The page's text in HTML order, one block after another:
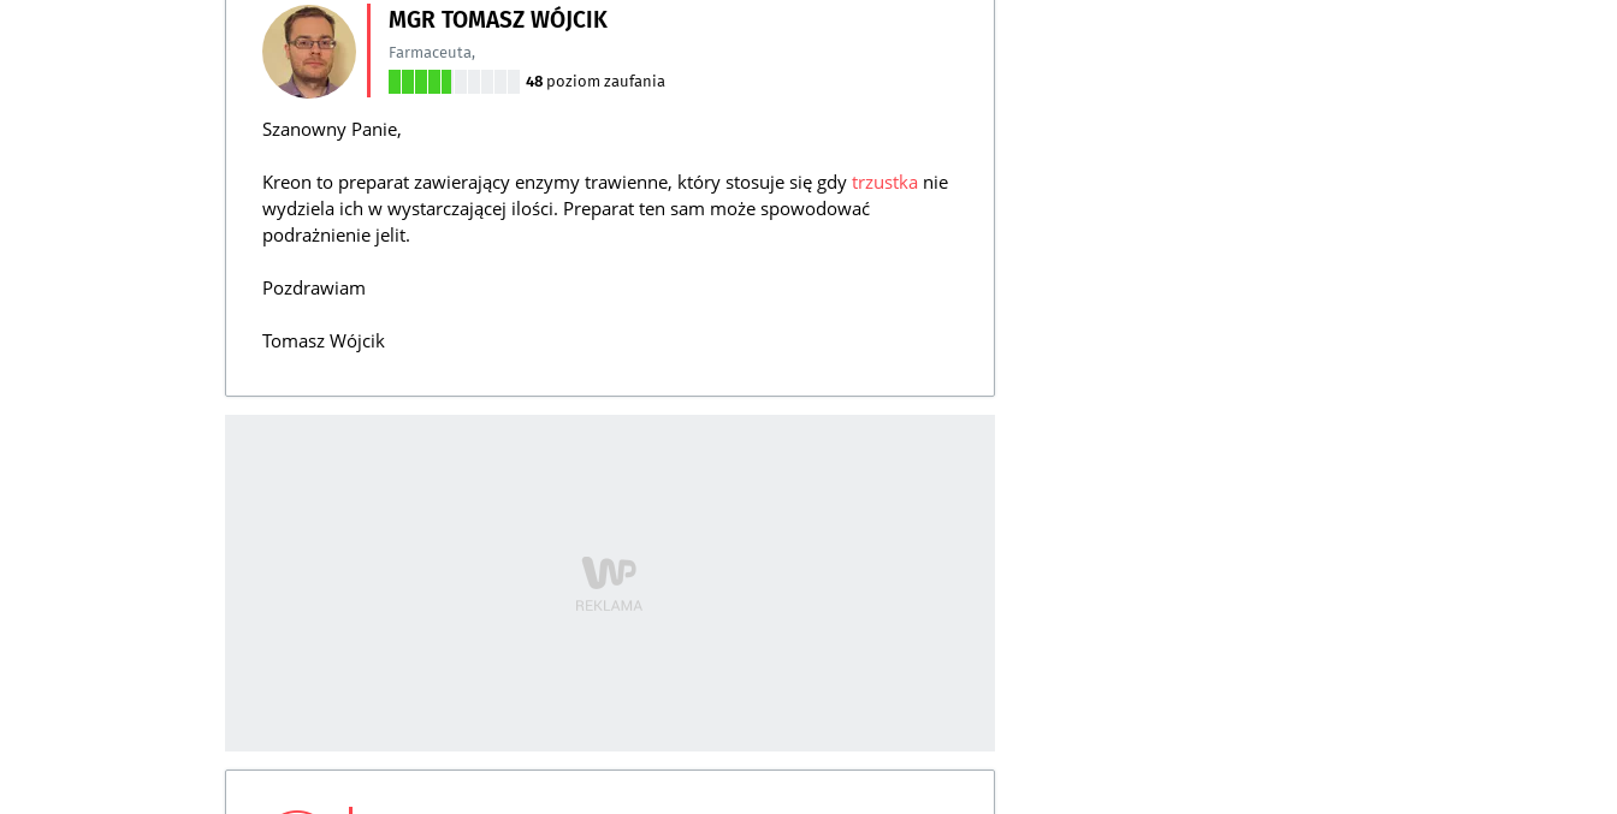
MGR TOMASZ WÓJCIK
Farmaceuta,
48 poziom zaufania
Szanowny Panie,
Kreon to preparat zawierający enzymy trawienne, który stosuje się gdy trzustka nie
wydziela ich w wystarczającej ilości. Preparat ten sam może spowodować
podrażnienie jelit.
Pozdrawiam
Tomasz Wójcik